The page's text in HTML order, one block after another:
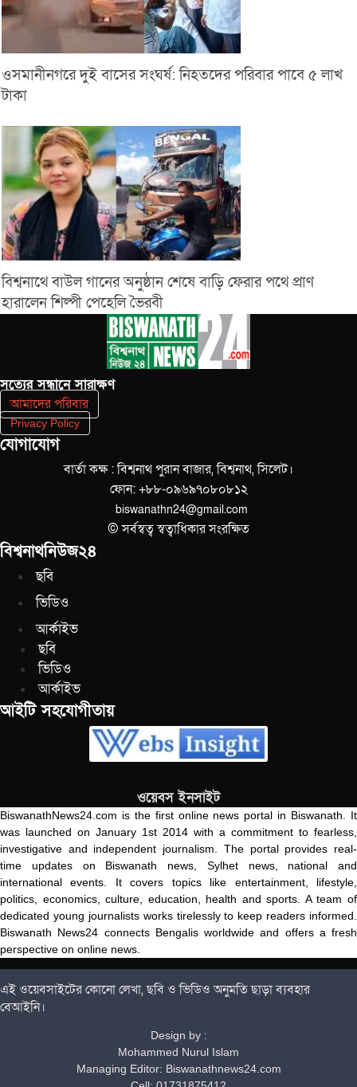
ওসমানীনগরে দুই বাসের সংঘর্ষ: নিহতদের পরিবার পাবে ৫ লাখ
টাকা
বিশ্বনাথে বাউল গানের অনুষ্ঠান শেষে বাড়ি ফেরার পথে প্রাণ
হারালেন শিল্পী পেহেলি ভৈরবী
সত‌্যের সন্ধানে সারাক্ষণ
আমাদের পরিবার
Privacy Policy
যোগাযোগ
বার্তা কক্ষ : বিশ্বনাথ পুরান বাজার, বিশ্বনাথ, সিলেট।
ফোন: +৮৮-০৯৬৯৭০৮০৮১২
biswanathn24@gmail.com
© সর্বস্বত্ব স্বত্বাধিকার সংরক্ষিত
বিশ্বনাথনিউজ২৪
ছবি
ভিডিও
আর্কাইভ
ছবি
ভিডিও
আর্কাইভ
আইটি সহযোগীতায়
ওয়েবস ইনসাইট
BiswanathNews24.com is the first online news portal in Biswanath. It
was launched on January 1st 2014 with a commitment to fearless,
investigative and independent journalism. The portal provides real-
time updates on Biswanath news, Sylhet news, national and
international events. It covers topics like entertainment, lifestyle,
politics, economics, culture, education, health and sports. A team of
dedicated young journalists works tirelessly to keep readers informed.
Biswanath News24 connects Bengalis worldwide and offers a fresh
perspective on online news.
এই ওয়েবসাইটের কোনো লেখা, ছবি ও ভিডিও অনুমতি ছাড়া ব্যবহার
বেআইনি।
Design by :
Mohammed Nurul Islam
Managing Editor: Biswanathnews24.com